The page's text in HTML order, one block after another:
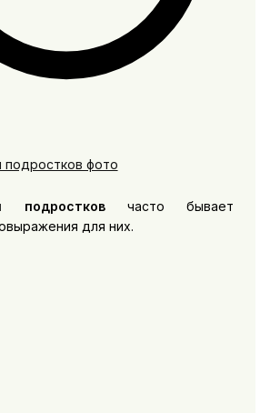
часто бывает
для них.